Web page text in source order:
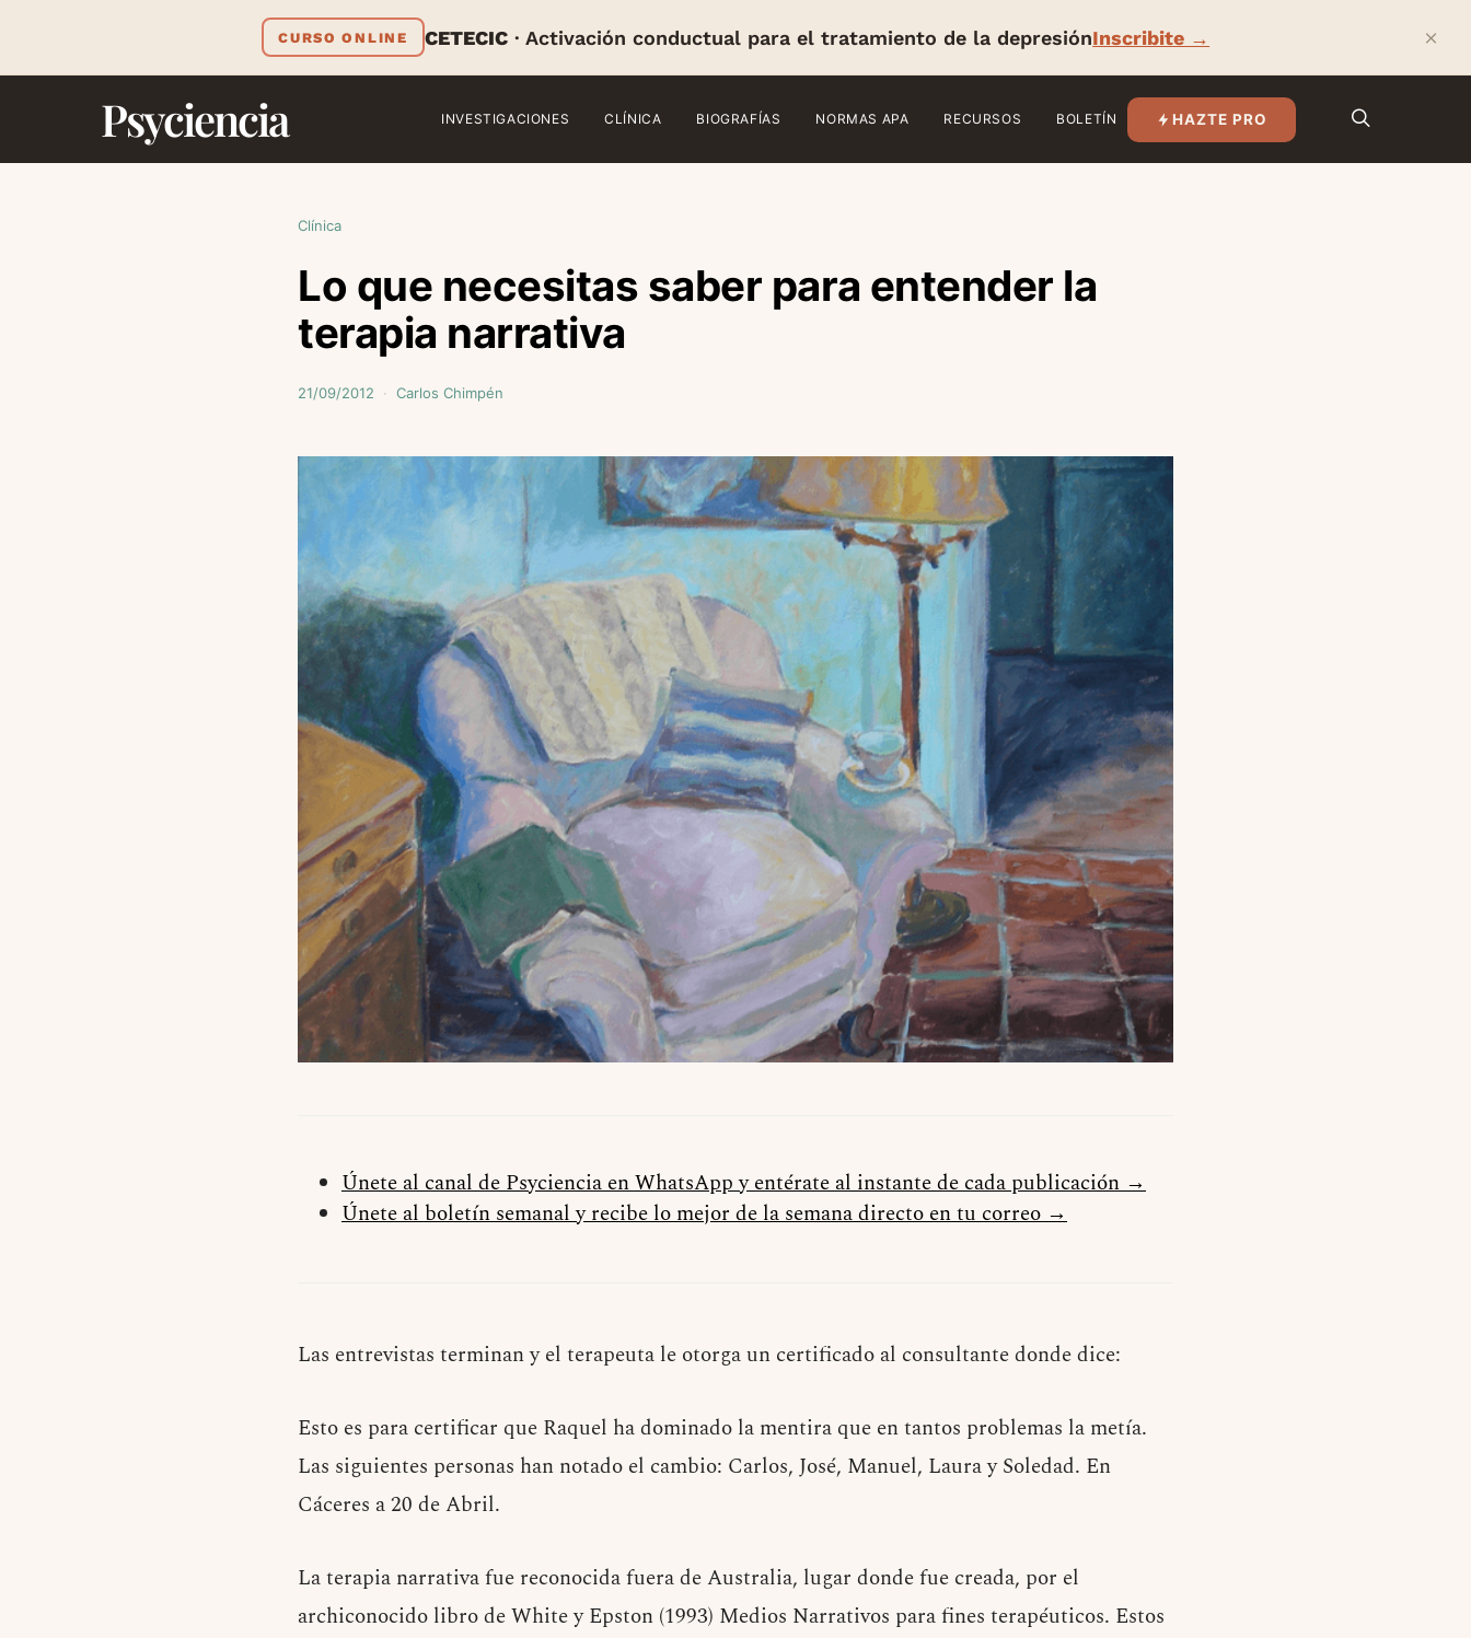
CURSO ONLINE CETECIC · Activación conductual para el tratamiento de la depresiónInscribite → ×
Psyciencia INVESTIGACIONES CLÍNICA BIOGRAFÍAS NORMAS APA RECURSOS BOLETÍN HAZTE PRO
Clínica
Lo que necesitas saber para entender la
terapia narrativa
21/09/2012 Carlos Chimpén
Únete al canal de Psyciencia en WhatsApp y entérate al instante de cada publicación →
Únete al boletín semanal y recibe lo mejor de la semana directo en tu correo →
Las entrevistas terminan y el terapeuta le otorga un certificado al consultante donde dice:
Esto es para certificar que Raquel ha dominado la mentira que en tantos problemas la metía.
Las siguientes personas han notado el cambio: Carlos, José, Manuel, Laura y Soledad. En
Cáceres a 20 de Abril.
La terapia narrativa fue reconocida fuera de Australia, lugar donde fue creada, por el
archiconocido libro de White y Epston (1993) Medios Narrativos para fines terapéuticos. Estos